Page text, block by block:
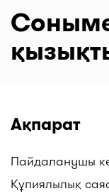
Ақпарат
Пайдаланушы
Құпиялылық